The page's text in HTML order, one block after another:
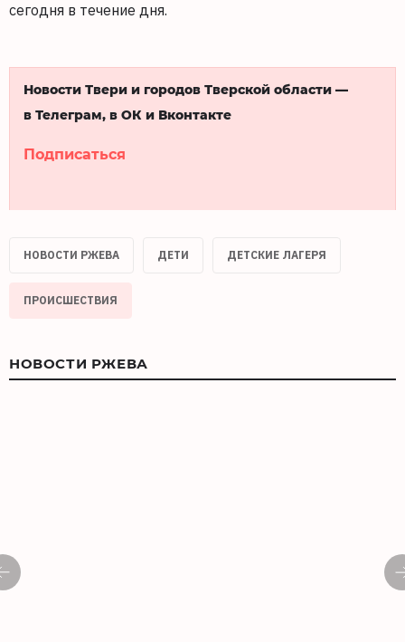
сегодня в течение дня.
Новости Твери и городов Тверской области —
в Телеграм, в ОК и Вконтакте
Подписаться
НОВОСТИ РЖЕВА ДЕТИ ДЕТСКИЕ ЛАГЕРЯ
ПРОИСШЕСТВИЯ
НОВОСТИ РЖЕВА